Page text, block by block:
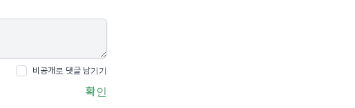
비공개로 댓글 남기기
확인